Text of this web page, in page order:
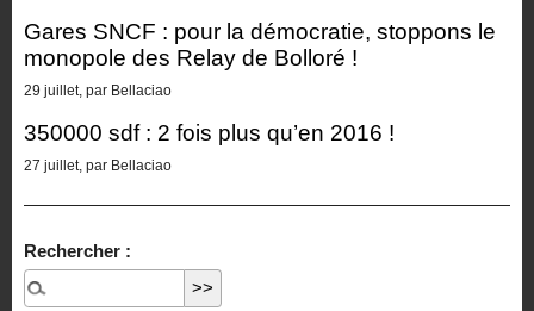
Gares SNCF : pour la démocratie, stoppons le
monopole des Relay de Bolloré !
29 juillet, par Bellaciao
350000 sdf : 2 fois plus qu’en 2016 !
27 juillet, par Bellaciao
Rechercher :